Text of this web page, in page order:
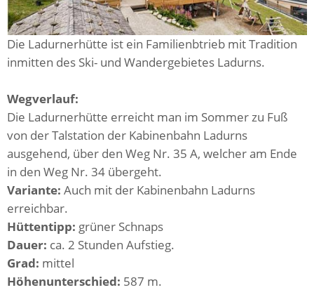
Die Ladurnerhütte ist ein Familienbtrieb mit Tradition
inmitten des Ski- und Wandergebietes Ladurns.
Wegverlauf:
Die Ladurnerhütte erreicht man im Sommer zu Fuß
von der Talstation der Kabinenbahn Ladurns
ausgehend, über den Weg Nr. 35 A, welcher am Ende
in den Weg Nr. 34 übergeht.
Variante: Auch mit der Kabinenbahn Ladurns
erreichbar.
Hüttentipp: grüner Schnaps
Dauer: ca. 2 Stunden Aufstieg.
Grad: mittel
Höhenunterschied: 587 m.